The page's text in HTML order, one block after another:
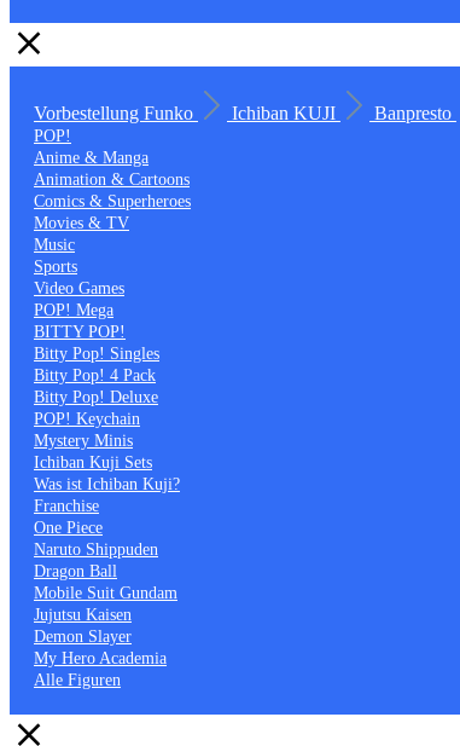
Vorbestellung Funko Ichiban KUJI Banpresto
POP!
Anime & Manga
Animation & Cartoons
Comics & Superheroes
Movies & TV
Music
Sports
Video Games
POP! Mega
BITTY POP!
Bitty Pop! Singles
Bitty Pop! 4 Pack
Bitty Pop! Deluxe
POP! Keychain
Mystery Minis
Ichiban Kuji Sets
Was ist Ichiban Kuji?
Franchise
One Piece
Naruto Shippuden
Dragon Ball
Mobile Suit Gundam
Jujutsu Kaisen
Demon Slayer
My Hero Academia
Alle Figuren